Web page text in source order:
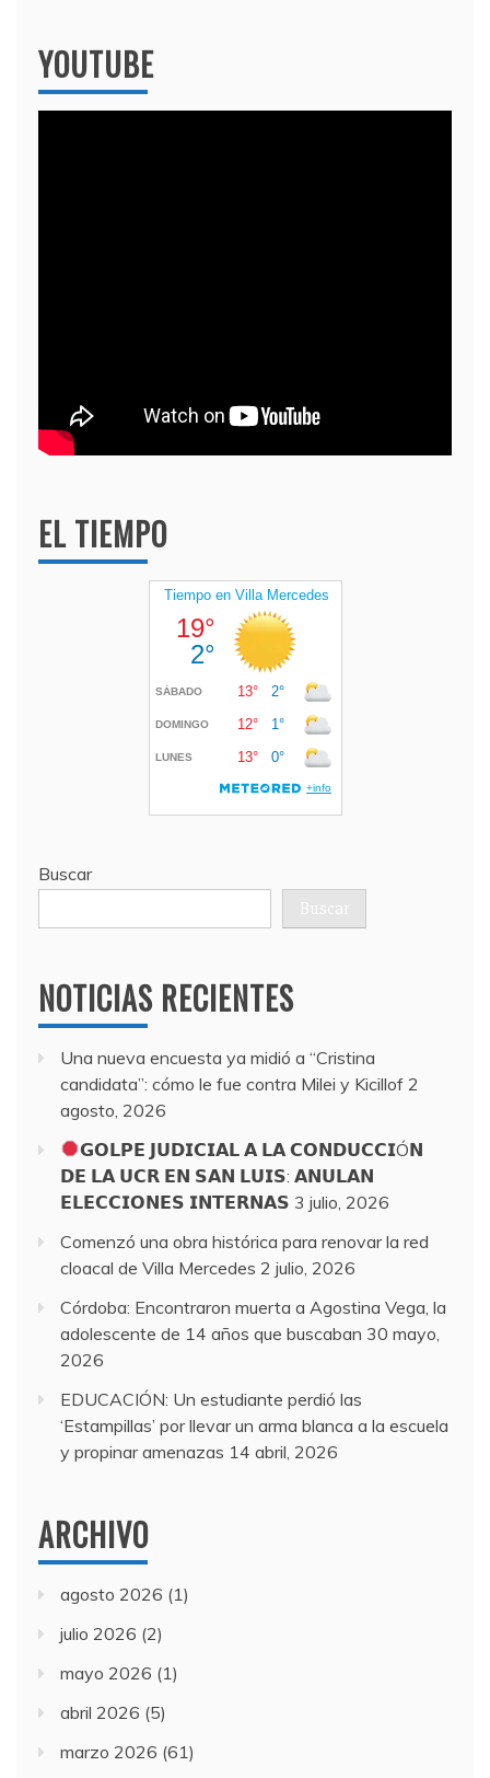
YOUTUBE
EL TIEMPO
Buscar
Buscar
NOTICIAS RECIENTES
Una nueva encuesta ya midió a “Cristina
candidata”: cómo le fue contra Milei y Kicillof 2
agosto, 2026
𝗚𝗢𝗟𝗣𝗘 𝗝𝗨𝗗𝗜𝗖𝗜𝗔𝗟 𝗔 𝗟𝗔 𝗖𝗢𝗡𝗗𝗨𝗖𝗖𝗜Ó𝗡
𝗗𝗘 𝗟𝗔 𝗨𝗖𝗥 𝗘𝗡 𝗦𝗔𝗡 𝗟𝗨𝗜𝗦: 𝗔𝗡𝗨𝗟𝗔𝗡
𝗘𝗟𝗘𝗖𝗖𝗜𝗢𝗡𝗘𝗦 𝗜𝗡𝗧𝗘𝗥𝗡𝗔𝗦 3 julio, 2026
Comenzó una obra histórica para renovar la red
cloacal de Villa Mercedes 2 julio, 2026
Córdoba: Encontraron muerta a Agostina Vega, la
adolescente de 14 años que buscaban 30 mayo,
2026
EDUCACIÓN: Un estudiante perdió las
‘Estampillas’ por llevar un arma blanca a la escuela
y propinar amenazas 14 abril, 2026
ARCHIVO
agosto 2026 (1)
julio 2026 (2)
mayo 2026 (1)
abril 2026 (5)
marzo 2026 (61)